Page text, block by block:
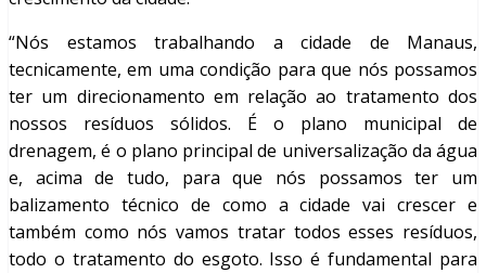
“Nós estamos trabalhando a cidade de Manaus,
tecnicamente, em uma condição para que nós possamos
ter um direcionamento em relação ao tratamento dos
nossos resíduos sólidos. É o plano municipal de
drenagem, é o plano principal de universalização da água
e, acima de tudo, para que nós possamos ter um
balizamento técnico de como a cidade vai crescer e
também como nós vamos tratar todos esses resíduos,
todo o tratamento do esgoto. Isso é fundamental para